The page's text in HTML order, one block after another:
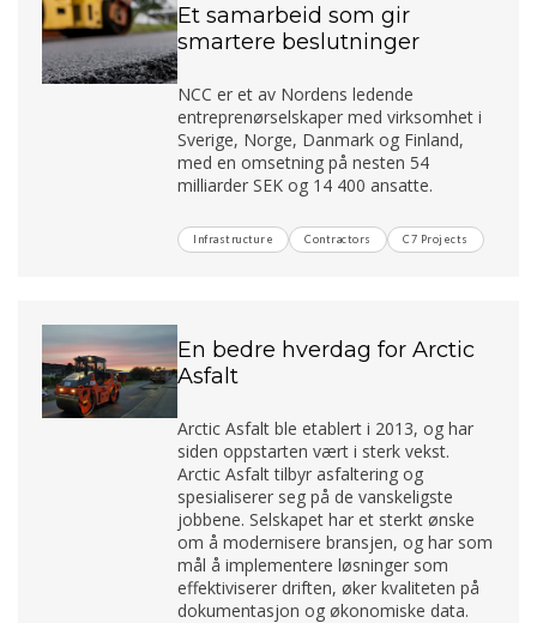
Et samarbeid som gir
smartere beslutninger
NCC er et av Nordens ledende
entreprenørselskaper med virksomhet i
Sverige, Norge, Danmark og Finland,
med en omsetning på nesten 54
milliarder SEK og 14 400 ansatte.
Infrastructure Contractors C7 Projects
En bedre hverdag for Arctic
Asfalt
Arctic Asfalt ble etablert i 2013, og har
siden oppstarten vært i sterk vekst.
Arctic Asfalt tilbyr asfaltering og
spesialiserer seg på de vanskeligste
jobbene. Selskapet har et sterkt ønske
om å modernisere bransjen, og har som
mål å implementere løsninger som
effektiviserer driften, øker kvaliteten på
dokumentasjon og økonomiske data.